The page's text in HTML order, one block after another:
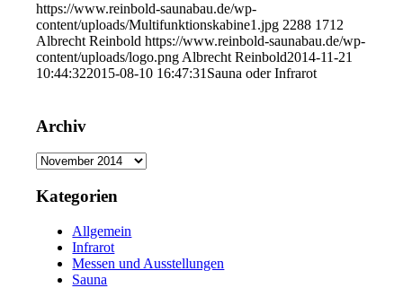
https://www.reinbold-saunabau.de/wp-
content/uploads/Multifunktionskabine1.jpg 2288 1712
Albrecht Reinbold https://www.reinbold-saunabau.de/wp-
content/uploads/logo.png Albrecht Reinbold2014-11-21
10:44:322015-08-10 16:47:31 Sauna oder Infrarot
Archiv
Archiv
Kategorien
Allgemein
Infrarot
Messen und Ausstellungen
Sauna